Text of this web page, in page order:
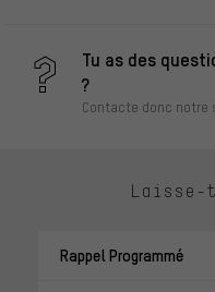
Tu as des
?
Contacte donc notre
Rappel Programmé